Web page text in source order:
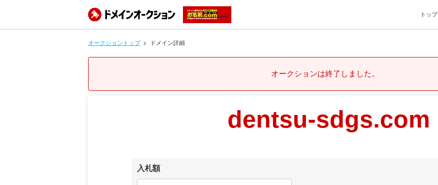
トップ
オークショントップ ドメイン詳細
オークションは終了しました。
dentsu-sdgs.com
入札額